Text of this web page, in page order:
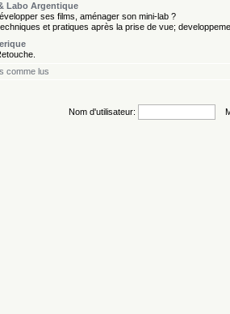
Labo Argentique
ses films, aménager son mini-lab ?
et pratiques après la prise de vue;
comme lus
Nom d'utilisateur: